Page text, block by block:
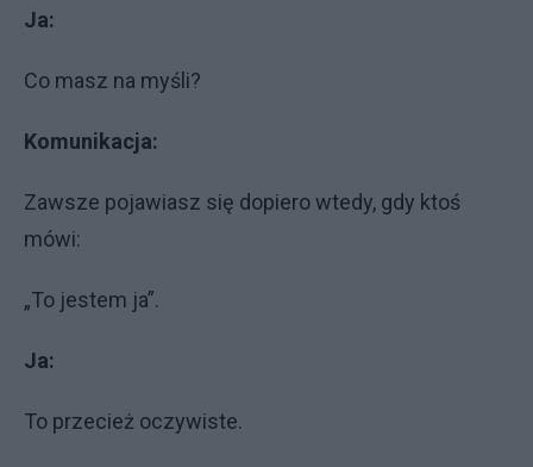
Ja:
Co masz na myśli?
Komunikacja:
Zawsze pojawiasz się dopiero wtedy, gdy ktoś
mówi:
„To jestem ja”.
Ja:
To przecież oczywiste.